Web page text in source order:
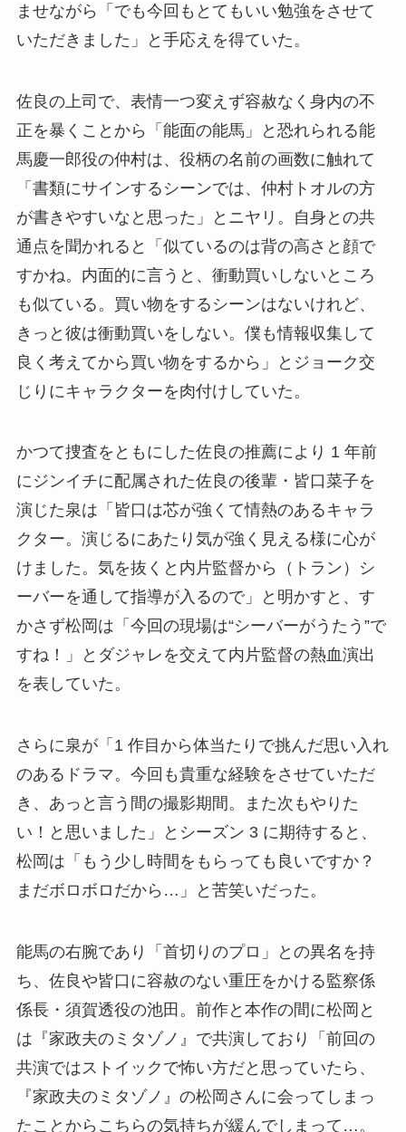
ませながら「でも今回もとてもいい勉強をさせて
いただきました」と手応えを得ていた。
佐良の上司で、表情一つ変えず容赦なく身内の不
正を暴くことから「能面の能馬」と恐れられる能
馬慶一郎役の仲村は、役柄の名前の画数に触れて
「書類にサインするシーンでは、仲村トオルの方
が書きやすいなと思った」とニヤリ。自身との共
通点を聞かれると「似ているのは背の高さと顔で
すかね。内面的に言うと、衝動買いしないところ
も似ている。買い物をするシーンはないけれど、
きっと彼は衝動買いをしない。僕も情報収集して
良く考えてから買い物をするから」とジョーク交
じりにキャラクターを肉付けしていた。
かつて捜査をともにした佐良の推薦により 1 年前
にジンイチに配属された佐良の後輩・皆口菜子を
演じた泉は「皆口は芯が強くて情熱のあるキャラ
クター。演じるにあたり気が強く見える様に心が
けました。気を抜くと内片監督から（トラン）シ
ーバーを通して指導が入るので」と明かすと、す
かさず松岡は「今回の現場は“シーバーがうたう”で
すね！」とダジャレを交えて内片監督の熱血演出
を表していた。
さらに泉が「1 作目から体当たりで挑んだ思い入れ
のあるドラマ。今回も貴重な経験をさせていただ
き、あっと言う間の撮影期間。また次もやりた
い！と思いました」とシーズン 3 に期待すると、
松岡は「もう少し時間をもらっても良いですか？
まだボロボロだから…」と苦笑いだった。
能馬の右腕であり「首切りのプロ」との異名を持
ち、佐良や皆口に容赦のない重圧をかける監察係
係長・須賀透役の池田。前作と本作の間に松岡と
は『家政夫のミタゾノ』で共演しており「前回の
共演ではストイックで怖い方だと思っていたら、
『家政夫のミタゾノ』の松岡さんに会ってしまっ
たことからこちらの気持ちが緩んでしまって…。